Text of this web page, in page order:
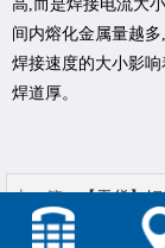
高,而是焊接电流大
间内熔化金属量越多
焊接速度的大小影
焊道厚。
上一篇：【干货】
下一篇：
钣金件加